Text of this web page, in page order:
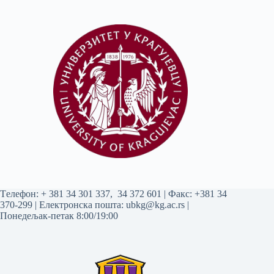
Tелефон: + 381 34 301 337, 34 372 601 | Факс: +381 34
370-299 | Електронска пошта: ubkg@kg.ac.rs |
Понедељак-петак 8:00/19:00